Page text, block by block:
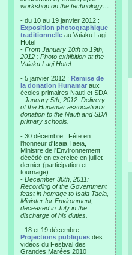
workshop on the technology…
- du 10 au 19 janvier 2012 :
Exposition photographique
traditionnelle au Vaiaku Lagi
Hotel
- From January 10th to 19th,
2012 : Photo exhibition at the
Vaiaku Lagi Hotel
- 5 janvier 2012 : Remise de
la donation Hunamar aux
écoles primaires Nauti et SDA
- January 5th, 2012: Delivery
of the Hunamar association's
donation to the Nauti and SDA
primary schools.
- 30 décembre : Fête en
l'honneur d'Isaia Taeia,
Ministre de l'Environnement
décédé en exercice en juillet
dernier (participation et
tournage)
- December 30th, 2011:
Recording of the Government
feast in homage to Isaia Taeia,
Minister for Environment,
deceased in July in the
discharge of his duties.
- 18 et 19 décembre :
Projections publiques des
vidéos du Festival des
Grandes Marées 2010